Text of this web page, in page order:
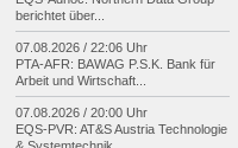
berichtet über...
07.08.2026 / 22:06 Uhr
PTA-AFR: BAWAG P.S.K. Bank für
Arbeit und Wirtschaft...
07.08.2026 / 20:00 Uhr
EQS-PVR: AT&S Austria Technologie